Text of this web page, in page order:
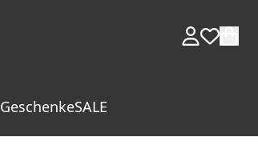
GeschenkeSALE